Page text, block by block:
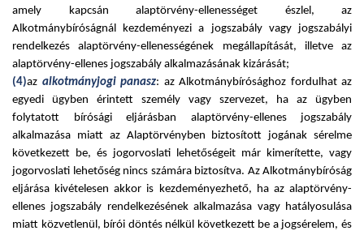
amely kapcsán alaptörvény-ellenességet észlel, az
Alkotmánybíróságnál kezdeményezi a jogszabály vagy jogszabályi
rendelkezés alaptörvény-ellenességének megállapítását, illetve az
alaptörvény-ellenes jogszabály alkalmazásának kizárását;
(4)az alkotmányjogi panasz: az Alkotmánybírósághoz fordulhat az
egyedi ügyben érintett személy vagy szervezet, ha az ügyben
folytatott bírósági eljárásban alaptörvény-ellenes jogszabály
alkalmazása miatt az Alaptörvényben biztosított jogának sérelme
következett be, és jogorvoslati lehetőségeit már kimerítette, vagy
jogorvoslati lehetőség nincs számára biztosítva. Az Alkotmánybíróság
eljárása kivételesen akkor is kezdeményezhető, ha az alaptörvény-
ellenes jogszabály rendelkezésének alkalmazása vagy hatályosulása
miatt közvetlenül, bírói döntés nélkül következett be a jogsérelem, és